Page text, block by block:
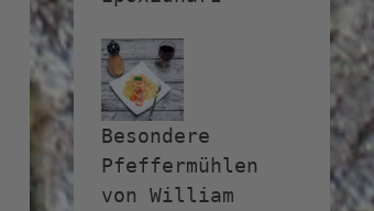
Besondere
Pfeffermühlen
von William